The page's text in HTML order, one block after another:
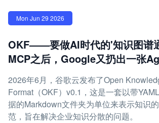
Mon Jun 29 2026
OKF——要做AI时代的'知识图谱
MCP之后，Google又扔出一张
2026年6月，谷歌云发布了Open
Format（OKF）v0.1，这是一套以带
据的Markdown文件夹为单位来表示知识
范，旨在解决企业知识分散的问题。